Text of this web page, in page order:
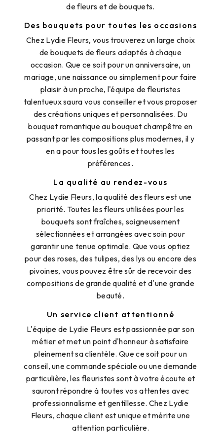
de fleurs et de bouquets.
Des bouquets pour toutes les occasions
Chez Lydie Fleurs, vous trouverez un large choix
de bouquets de fleurs adaptés à chaque
occasion. Que ce soit pour un anniversaire, un
mariage, une naissance ou simplement pour faire
plaisir à un proche, l'équipe de fleuristes
talentueux saura vous conseiller et vous proposer
des créations uniques et personnalisées. Du
bouquet romantique au bouquet champêtre en
passant par les compositions plus modernes, il y
en a pour tous les goûts et toutes les
préférences.
La qualité au rendez-vous
Chez Lydie Fleurs, la qualité des fleurs est une
priorité. Toutes les fleurs utilisées pour les
bouquets sont fraîches, soigneusement
sélectionnées et arrangées avec soin pour
garantir une tenue optimale. Que vous optiez
pour des roses, des tulipes, des lys ou encore des
pivoines, vous pouvez être sûr de recevoir des
compositions de grande qualité et d'une grande
beauté.
Un service client attentionné
L'équipe de Lydie Fleurs est passionnée par son
métier et met un point d'honneur à satisfaire
pleinement sa clientèle. Que ce soit pour un
conseil, une commande spéciale ou une demande
particulière, les fleuristes sont à votre écoute et
sauront répondre à toutes vos attentes avec
professionnalisme et gentillesse. Chez Lydie
Fleurs, chaque client est unique et mérite une
attention particulière.